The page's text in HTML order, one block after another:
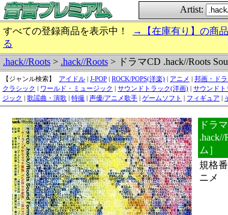
Artist:
すべての登録商品を表示中！
→【在庫有り】の商
る
.hack//Roots > .hack//Roots > ドラマCD .hack//Roots
【ジャンル検索】 アイドル | J-POP | ROCK/POPS(洋楽) | アニメ | 邦画・ドラ
クラシック | ワールド・ミュージック | サウンドトラック(洋画) | サウンド
ジック | 歌謡曲・演歌 | 特撮 | 声優/アニメ歌手 | ゲームソフト | フィギュア |
ドラ
ム］
規格
ニメ